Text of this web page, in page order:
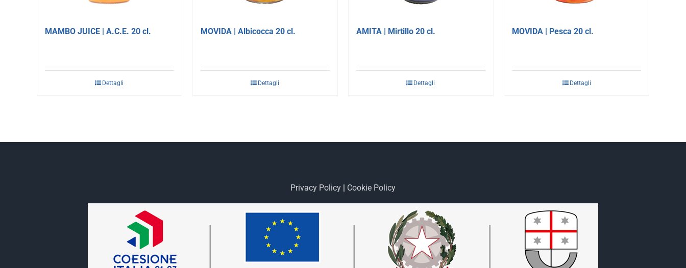
MAMBO JUICE | A.C.E. 20 cl.
Dettagli
MOVIDA | Albicocca 20 cl.
Dettagli
AMITA | Mirtillo 20 cl.
Dettagli
MOVIDA | Pesca 20 cl.
Dettagli
Privacy Policy | Cookie Policy